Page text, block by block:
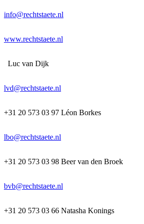
info@rechtstaete.nl
www.rechtstaete.nl
Luc van Dijk
lvd@rechtstaete.nl
+31 20 573 03 97 Léon Borkes
lbo@rechtstaete.nl
+31 20 573 03 98 Beer van den Broek
bvb@rechtstaete.nl
+31 20 573 03 66 Natasha Konings